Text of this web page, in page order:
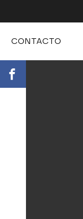
CONTACTO